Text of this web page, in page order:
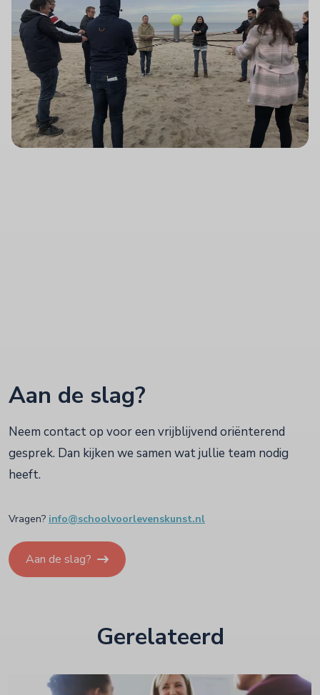
Aan de slag?
Neem contact op voor een vrijblijvend oriënterend
gesprek. Dan kijken we samen wat jullie team nodig
heeft.
Vragen? info@schoolvoorlevenskunst.nl
Aan de slag?
Gerelateerd